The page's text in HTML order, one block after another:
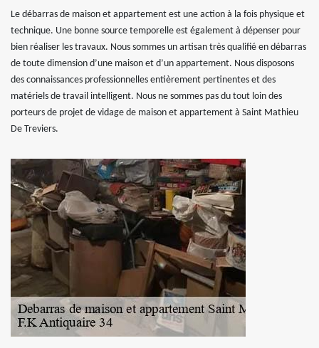
Le débarras de maison et appartement est une action à la fois physique et
technique. Une bonne source temporelle est également à dépenser pour
bien réaliser les travaux. Nous sommes un artisan très qualifié en débarras
de toute dimension d’une maison et d’un appartement. Nous disposons
des connaissances professionnelles entièrement pertinentes et des
matériels de travail intelligent. Nous ne sommes pas du tout loin des
porteurs de projet de vidage de maison et appartement à Saint Mathieu
De Treviers.